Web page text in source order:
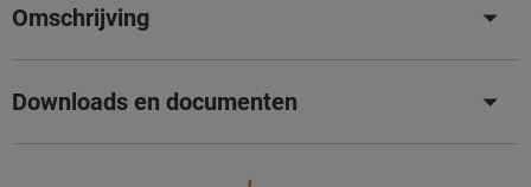
Omschrijving
Downloads en documenten